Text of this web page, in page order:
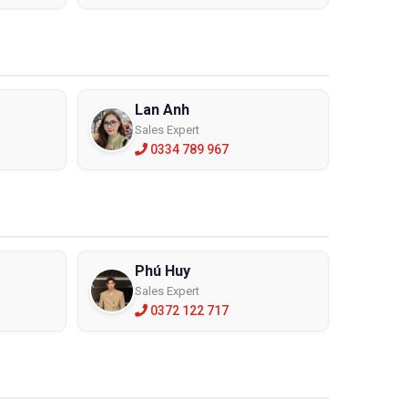
Lan Anh
Sales Expert
0334 789 967
Phú Huy
Sales Expert
0372 122 717